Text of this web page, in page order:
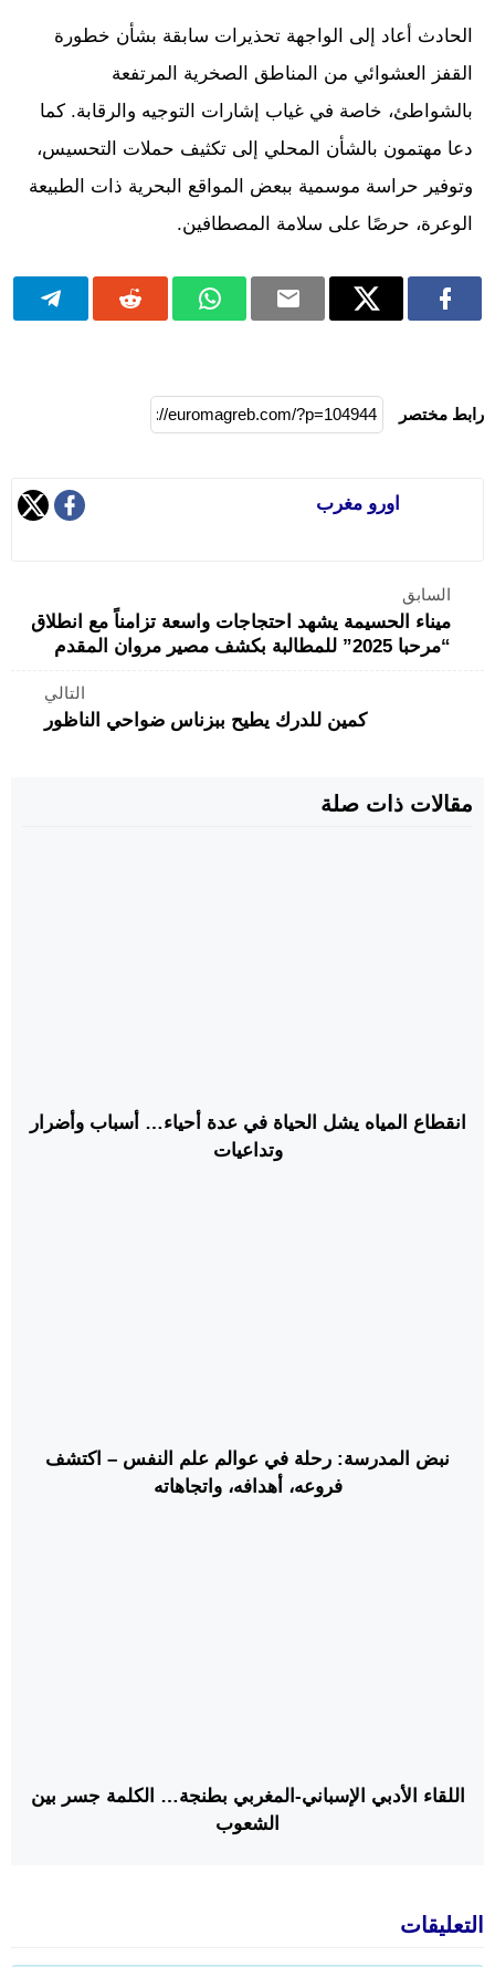
الحادث أعاد إلى الواجهة تحذيرات سابقة بشأن خطورة
القفز العشوائي من المناطق الصخرية المرتفعة
بالشواطئ، خاصة في غياب إشارات التوجيه والرقابة. كما
دعا مهتمون بالشأن المحلي إلى تكثيف حملات التحسيس،
وتوفير حراسة موسمية ببعض المواقع البحرية ذات الطبيعة
الوعرة، حرصًا على سلامة المصطافين.
رابط مختصر
اورو مغرب
السابق
ميناء الحسيمة يشهد احتجاجات واسعة تزامناً مع انطلاق
“مرحبا 2025” للمطالبة بكشف مصير مروان المقدم
التالي
كمين للدرك يطيح ببزناس ضواحي الناظور
مقالات ذات صلة
انقطاع المياه يشل الحياة في عدة أحياء… أسباب وأضرار
وتداعيات
نبض المدرسة: رحلة في عوالم علم النفس – اكتشف
فروعه، أهدافه، واتجاهاته
اللقاء الأدبي الإسباني-المغربي بطنجة… الكلمة جسر بين
الشعوب
التعليقات